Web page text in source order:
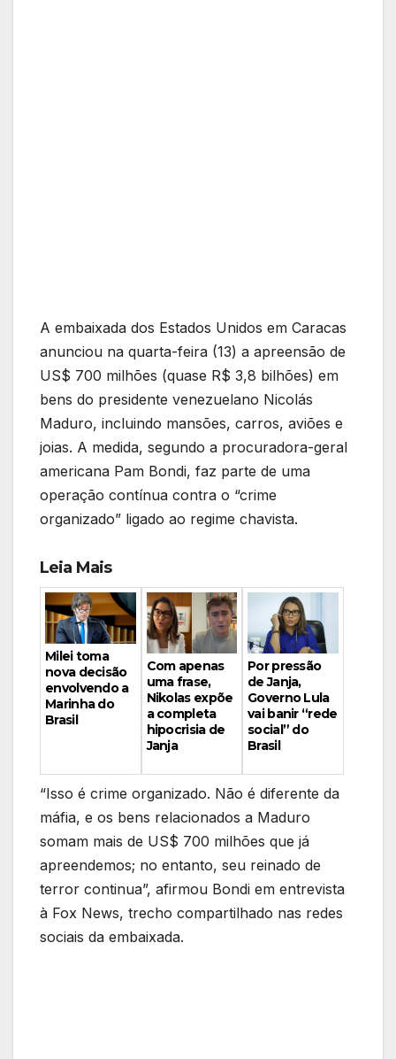
A embaixada dos Estados Unidos em Caracas
anunciou na quarta-feira (13) a apreensão de
US$ 700 milhões (quase R$ 3,8 bilhões) em
bens do presidente venezuelano Nicolás
Maduro, incluindo mansões, carros, aviões e
joias. A medida, segundo a procuradora-geral
americana Pam Bondi, faz parte de uma
operação contínua contra o “crime
organizado” ligado ao regime chavista.
Leia Mais
Milei toma
nova decisão
envolvendo a
Marinha do
Brasil
Com apenas
uma frase,
Nikolas expõe
a completa
hipocrisia de
Janja
Por pressão
de Janja,
Governo Lula
vai banir “rede
social” do
Brasil
“Isso é crime organizado. Não é diferente da
máfia, e os bens relacionados a Maduro
somam mais de US$ 700 milhões que já
apreendemos; no entanto, seu reinado de
terror continua”, afirmou Bondi em entrevista
à Fox News, trecho compartilhado nas redes
sociais da embaixada.